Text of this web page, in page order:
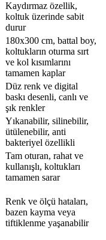
Kaydırmaz özellik,
koltuk üzerinde sabit
durur
180x300 cm, battal boy,
koltukların oturma sırt
ve kol kısımlarını
tamamen kaplar
Düz renk ve digital
baskı desenli, canlı ve
şık renkler
Yıkanabilir, silinebilir,
ütülenebilir, anti
bakteriyel özellikli
Tam oturan, rahat ve
kullanışlı, koltukları
tamamen sarar
Renk ve ölçü hataları,
bazen kayma veya
tiftiklenme yaşanabilir